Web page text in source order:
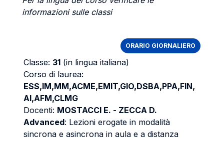
informazioni sulle classi
ORARIO GIORNALIERO
Classe: 31 (in lingua italiana)
Corso di laurea:
ESS,IM,MM,ACME,EMIT,GIO,DSBA,PPA,FIN,
AI,AFM,CLMG
Docenti: MOSTACCI E. - ZECCA D.
Advanced: Lezioni erogate in modalità
sincrona e asincrona in aula e a distanza